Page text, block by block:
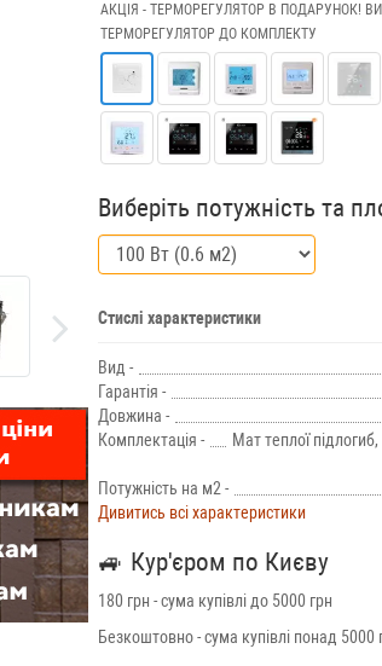
АКЦІЯ - ТЕРМОРЕГУЛЯТОР В ПОДАРУНОК!
ТЕРМОРЕГУЛЯТОР ДО КОМПЛЕКТУ
Виберіть потужність та
Стислі характеристики
Вид -
Гарантія -
Довжина -
Комплектація -
Мат теплої підлогиб,
Потужність на м2 -
Дивитись всі характеристики
🚙 Кур'єром по Києву
180 грн - сума купівлі до 5000 грн
Безкоштовно - сума купівлі понад 5000